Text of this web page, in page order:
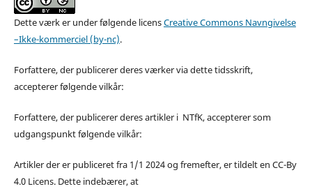
Dette værk er under følgende licensCreative Commons Navngivelse
–Ikke-kommerciel (by-nc).
Forfattere, der publicerer deres værker via dette tidsskrift,
accepterer følgende vilkår:
Forfattere, der publicerer deres artikler i NTfK, accepterer som
udgangspunkt følgende vilkår:
Artikler der er publiceret fra 1/1 2024 og fremefter, er tildelt en CC-By
4.0 Licens. Dette indebærer, at